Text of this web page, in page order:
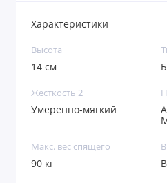
Характеристики
Высота
14 см
Жесткость 2
Умеренно-мягкий
Макс. вес спящего
90 кг